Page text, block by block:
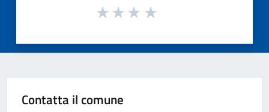
Contatta il comune